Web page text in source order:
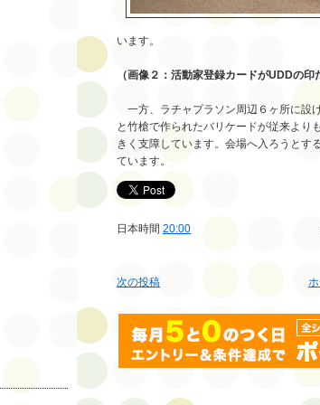
います。
（画像２：活動家登録カードがUDDの印
一方、ラチャプラソン周辺６ヶ所に設
と竹槍で作られたバリケードが従来より
きく支障しています。会場へ入ろうとす
ています。
日本時間 20:00
次の投稿